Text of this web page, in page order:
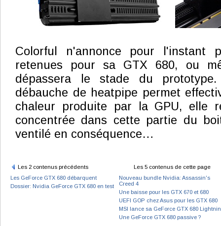
Colorful n'annonce pour l'instant
retenues pour sa GTX 680, ou
dépassera le stade du
débauche de heatpipe permet
chaleur produite par la GPU, elle
concentrée dans cette partie du
ventilé en conséquence…
Les 2 contenus précédents
Les GeForce GTX 680 débarquent
Dossier: Nvidia GeForce GTX 680 en test
Les 5 contenus de cette page
Nouveau bundle Nvidia: Assassin's
Creed 4
Une baisse pour les GTX 670 et 680
UEFI GOP chez Asus pour les GTX 680
MSI lance sa GeForce GTX 680
Une GeForce GTX 680 passive ?